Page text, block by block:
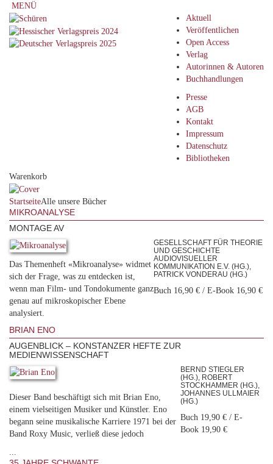
MENÜ
Aktuell
Veröffentlichen
Open Access
Verlag
Autorinnen & Autoren
Buchhandlungen
Presse
AGB
Kontakt
Impressum
Datenschutz
Bibliotheken
Warenkorb
StartseiteAlle unsere Bücher
MIKROANALYSE
MONTAGE AV
Das Themenheft «Mikroanalyse» widmet
sich der Frage, was zu entdecken ist,
wenn man Film- und Tondokumente ganz
genau auf mikroskopischer Ebene
analysiert.
GESELLSCHAFT FÜR THEORIE
UND GESCHICHTE
AUDIOVISUELLER
KOMMUNIKATION E.V. (HG.),
PATRICK VONDERAU (HG.)
Buch 16,90 € / E-Book 16,90 €
BRIAN ENO
AUGENBLICK – KONSTANZER HEFTE ZUR
MEDIENWISSENSCHAFT
Dieser Band beschäftigt sich mit Brian Eno,
einem vielseitigen Musiker und Künstler. Eno
begann seine musikalische Karriere 1971 bei der
Band Roxy Music, verließ diese jedoch
BERND STIEGLER
(HG.), ROBERT
STOCKHAMMER (HG.),
JOHANNES ULLMAIER
(HG.)
Buch 19,90 € / E-
Book 19,90 €